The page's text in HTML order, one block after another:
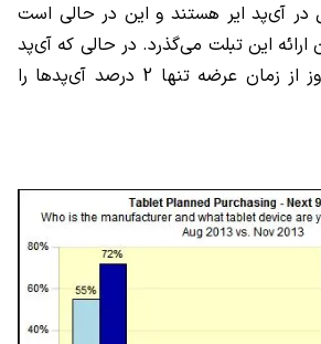
آی‌پد ایر هستند و این در حالی است
از زمان ارائه این تبلت می‌گذرد. در حالی که آی‌پد
نسل چهارم در 42 روز از زمان عرضه تنها 2 درصد آی‌پدها را